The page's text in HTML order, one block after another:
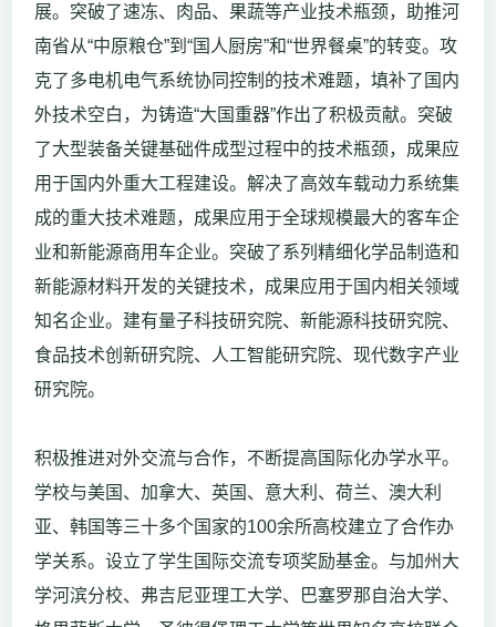
展。突破了速冻、肉品、果蔬等产业技术瓶颈，助推河
南省从“中原粮仓”到“国人厨房”和“世界餐桌”的转变。攻
克了多电机电气系统协同控制的技术难题，填补了国内
外技术空白，为铸造“大国重器”作出了积极贡献。突破
了大型装备关键基础件成型过程中的技术瓶颈，成果应
用于国内外重大工程建设。解决了高效车载动力系统集
成的重大技术难题，成果应用于全球规模最大的客车企
业和新能源商用车企业。突破了系列精细化学品制造和
新能源材料开发的关键技术，成果应用于国内相关领域
知名企业。建有量子科技研究院、新能源科技研究院、
食品技术创新研究院、人工智能研究院、现代数字产业
研究院。
积极推进对外交流与合作，不断提高国际化办学水平。
学校与美国、加拿大、英国、意大利、荷兰、澳大利
亚、韩国等三十多个国家的100余所高校建立了合作办
学关系。设立了学生国际交流专项奖励基金。与加州大
学河滨分校、弗吉尼亚理工大学、巴塞罗那自治大学、